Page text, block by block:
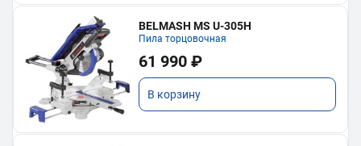
BELMASH MS U-305H
Пила торцовочная
61 990 ₽
В корзину